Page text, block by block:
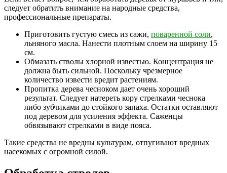
следует обратить внимание на народные средства,
профессиональные препараты.
Приготовить густую смесь из сажи, поваренной соли,
льняного масла. Нанести плотным слоем на ширину 15
см.
Обмазать стволы хлорной известью. Концентрация не
должна быть сильной. Поскольку чрезмерное
количество извести вредит растениям.
Пропитка дерева чесноком дает очень хороший
результат. Следует натереть кору стрелками чеснока
либо зубчиками до стойкого запаха. Остатки оставляют
под деревом для усиления эффекта. Саженцы
обвязывают стрелками в виде пояса.
Такие средства не вредны культурам, отпугивают вредных
насекомых с огромной силой.